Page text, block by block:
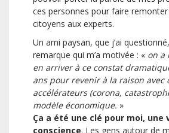
ces personnes pour faire remonter
citoyens aux experts.
Un ami paysan, que j’ai
remarque qui m’a motivée : « on a
en arriver à ce constat
ans pour revenir à la raison avec
accélérateurs (corona,
modèle économique. »
Ça a été une clé pour moi, une
conscience. Les gens autour de